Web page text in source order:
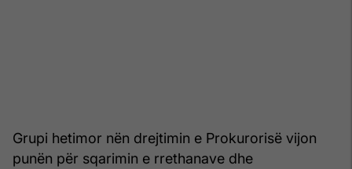
Grupi hetimor nën drejtimin e Prokurorisë vijon
punën për sqarimin e rrethanave dhe